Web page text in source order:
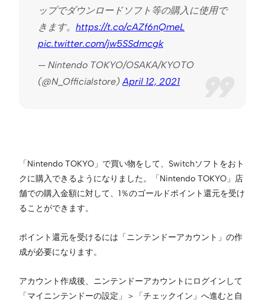
ップでダウンロードソフト等の購入に使用で
きます。 https://t.co/cAZf6nQmeL
pic.twitter.com/jw5SSdmcgk
— Nintendo TOKYO/OSAKA/KYOTO
(@N_Officialstore) April 12, 2021
「Nintendo TOKYO」で買い物をして、Switchソフトをおト
クに購入できるようになりました。「Nintendo TOKYO」店
舗での購入金額に対して、1％のゴールドポイント還元を受け
ることができます。
ポイント還元を受けるには「ニンテンドーアカウント」の作
成が必要になります。
アカウント作成後、ニンテンドーアカウントにログインして
「マイニンテンドーの設定」＞「チェックイン」へ進むと自